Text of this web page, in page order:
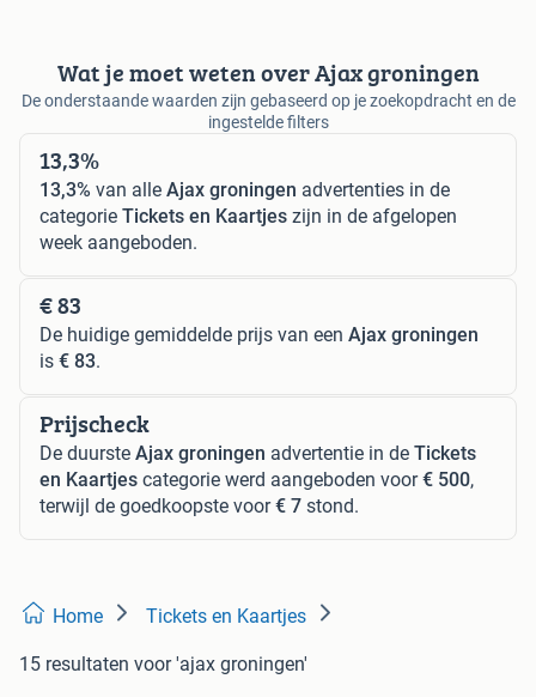
Wat je moet weten over Ajax groningen
De onderstaande waarden zijn gebaseerd op je zoekopdracht en de
ingestelde filters
13,3%
13,3% van alle Ajax groningen advertenties in de
categorie Tickets en Kaartjes zijn in de afgelopen
week aangeboden.
€ 83
De huidige gemiddelde prijs van een Ajax groningen
is € 83.
Prijscheck
De duurste Ajax groningen advertentie in de Tickets
en Kaartjes categorie werd aangeboden voor€ 500,
terwijl de goedkoopste voor€ 7 stond.
Home Tickets en Kaartjes
15 resultaten voor 'ajax groningen'